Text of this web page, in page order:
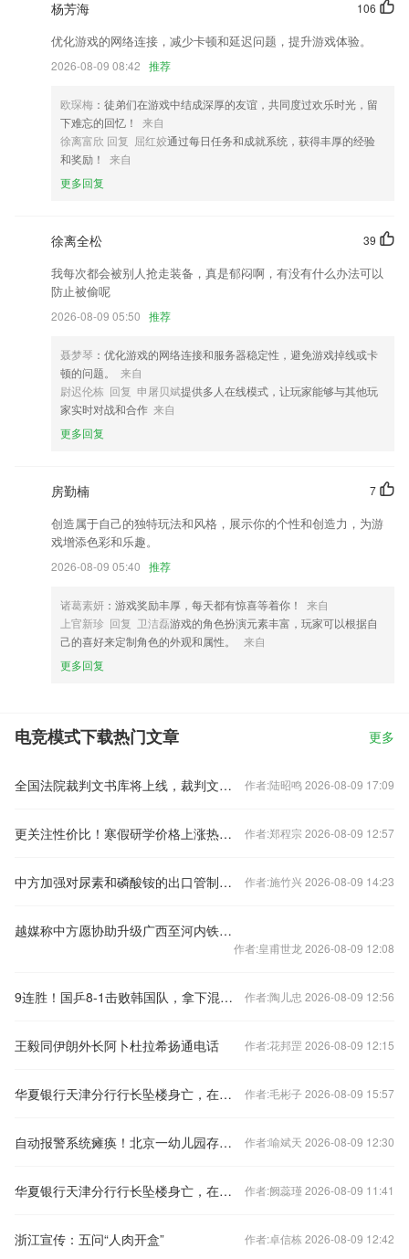
优化单据行操作流程
优化驾照认证；
修复bug，wordExcel文档部分手机不能查看的问题已修复
修复了部分文件无法解析的问题
希望你能喜新厌旧，别不识好歹；
帮啦跑腿商户版又名帮啦商家端
联系我们
106
杨芳海
优化游戏的网络连接，减少卡顿和延迟问题，提升游戏体验。
2026-08-09 08:42 推荐
欧琛梅 ：徒弟们在游戏中结成深厚的友谊，共同度过欢乐时光，留
下难忘的回忆！
来自
徐离富欣 回复 屈红姣通过每日任务和成就系统，获得丰厚的经验
和奖励！
来自
更多回复
39
徐离全松
我每次都会被别人抢走装备，真是郁闷啊，有没有什么办法可以
防止被偷呢
2026-08-09 05:50 推荐
聂梦琴 ：优化游戏的网络连接和服务器稳定性，避免游戏掉线或卡
顿的问题。
来自
尉迟伦栋 回复 申屠贝斌提供多人在线模式，让玩家能够与其他玩
家实时对战和合作 来自
更多回复
7
房勤楠
创造属于自己的独特玩法和风格，展示你的个性和创造力，为游
戏增添色彩和乐趣。
2026-08-09 05:40 推荐
诸葛素妍 ：游戏奖励丰厚，每天都有惊喜等着你！
来自
上官新珍 回复 卫洁磊游戏的角色扮演元素丰富，玩家可以根据自
己的喜好来定制角色的外观和属性。
来自
更多回复
电竞模式下载热门文章 更多
全国法院裁判文书库将上线，裁判文书公开何去何从？ 作者:陆昭鸣 2026-08-09 17:09
更关注性价比！寒假研学价格上涨热度下降 作者:郑程宗 2026-08-09 12:57
中方加强对尿素和磷酸铵的出口管制？外交部回应 作者:施竹兴 2026-08-09 14:23
越媒称中方愿协助升级广西至河内铁路交通，外交部回应
作者:皇甫世龙 2026-08-09 12:08
9连胜！国乒8-1击败韩国队，拿下混合团体世界杯冠军 作者:陶儿忠 2026-08-09 12:56
王毅同伊朗外长阿卜杜拉希扬通电话 作者:花邦罡 2026-08-09 12:15
华夏银行天津分行行长坠楼身亡，在任刚满三年 作者:毛彬子 2026-08-09 15:57
自动报警系统瘫痪！北京一幼儿园存重大火灾隐患 作者:喻斌天 2026-08-09 12:30
华夏银行天津分行行长坠楼身亡，在任刚满三年 作者:阙蕊瑾 2026-08-09 11:41
浙江宣传：五问“人肉开盒” 作者:卓信栋 2026-08-09 12:42